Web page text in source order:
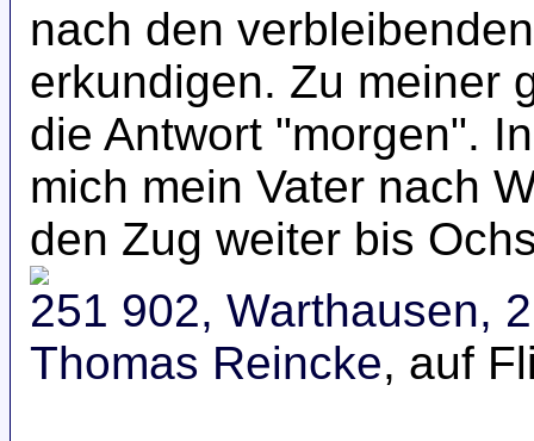
nach den
erkundigen. Zu meiner
die Antwort "morgen".
mich mein Vater nach
den Zug weiter bis
251 902, Warthausen,
Thomas Reincke, auf